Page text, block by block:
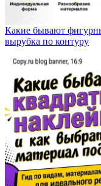
Какие бывают
вырубка по контуру